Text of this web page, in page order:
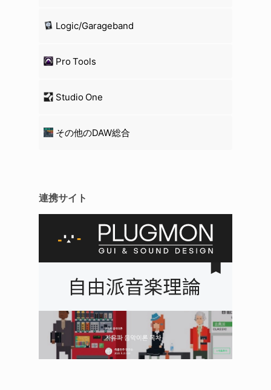
Logic/Garageband
Pro Tools
Studio One
その他のDAW総合
連携サイト